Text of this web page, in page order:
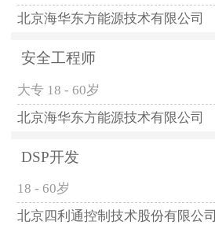
北京海华东方能源技术有限公司
安全工程师
大专 18 - 60岁
北京海华东方能源技术有限公司
DSP开发
18 - 60岁
北京四利通控制技术股份有限公司